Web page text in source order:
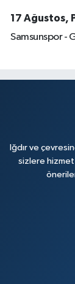
17 Ağustos,
Samsunspor -
Iğdır ve
sizlere hizmet